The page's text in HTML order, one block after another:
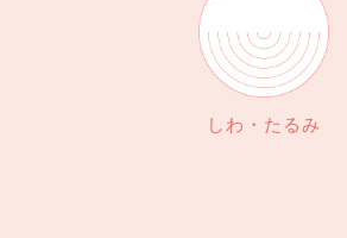
しわ・たるみ